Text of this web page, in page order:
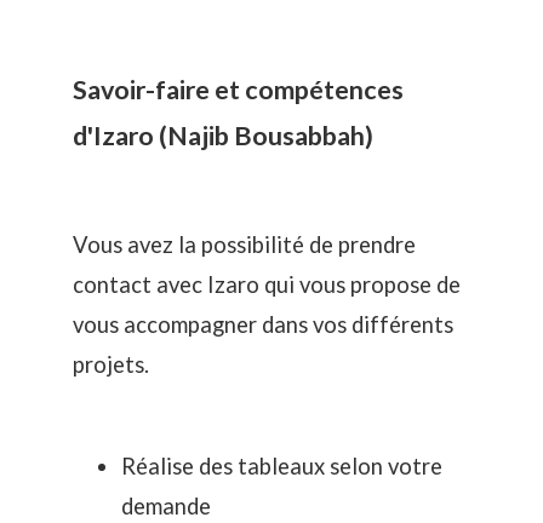
Savoir-faire et compétences
d'Izaro (Najib Bousabbah)
Vous avez la possibilité de prendre
contact avec Izaro qui vous propose de
vous accompagner dans vos différents
projets.
Réalise des tableaux selon votre
demande